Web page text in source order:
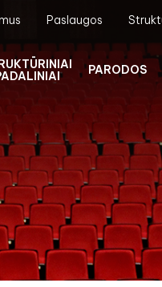
Paslaugos
PARODOS